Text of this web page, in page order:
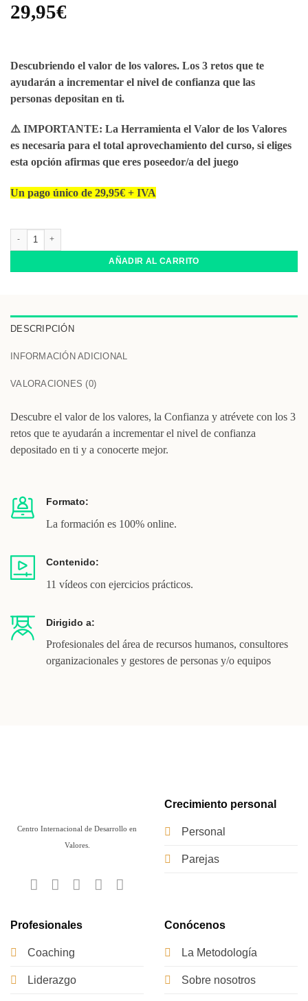
29,95€
Descubriendo el valor de los valores. Los 3 retos que te
ayudarán a incrementar el nivel de confianza que las
personas depositan en ti.
⚠️ IMPORTANTE: La Herramienta el Valor de los Valores
es necesaria para el total aprovechamiento del curso, si eliges
esta opción afirmas que eres poseedor/a del juego
Un pago único de 29,95€ + IVA
Curso intro Confianza cantidad
AÑADIR AL CARRITO
DESCRIPCIÓN
INFORMACIÓN ADICIONAL
VALORACIONES (0)
Descubre el valor de los valores, la Confianza y atrévete con los 3
retos que te ayudarán a incrementar el nivel de confianza
depositado en ti y a conocerte mejor.
Formato:
La formación es 100% online.
Contenido:
11 vídeos con ejercicios prácticos.
Dirigido a:
Profesionales del área de recursos humanos, consultores
organizacionales y gestores de personas y/o equipos
Centro Internacional de Desarrollo en
Valores.
Crecimiento personal
Personal
Parejas
Profesionales
Coaching
Liderazgo
Conócenos
La Metodología
Sobre nosotros